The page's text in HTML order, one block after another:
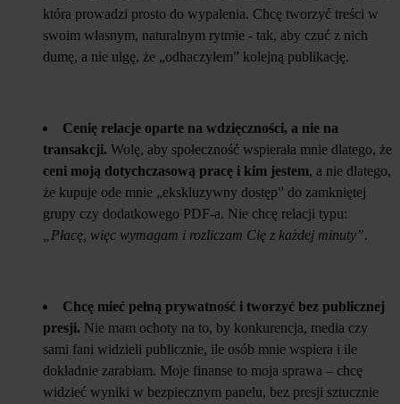
która prowadzi prosto do wypalenia. Chcę tworzyć treści w
swoim własnym, naturalnym rytmie - tak, aby czuć z nich
dumę, a nie ulgę, że „odhaczyłem” kolejną publikację.
Cenię relacje oparte na wdzięczności, a nie na
transakcji. Wolę, aby społeczność wspierała mnie dlatego, że
ceni moją dotychczasową pracę i kim jestem, a nie dlatego,
że kupuje ode mnie „ekskluzywny dostęp” do zamkniętej
grupy czy dodatkowego PDF-a. Nie chcę relacji typu:
„Płacę, więc wymagam i rozliczam Cię z każdej minuty”.
Chcę mieć pełną prywatność i tworzyć bez publicznej
presji. Nie mam ochoty na to, by konkurencja, media czy
sami fani widzieli publicznie, ile osób mnie wspiera i ile
dokładnie zarabiam. Moje finanse to moja sprawa – chcę
widzieć wyniki w bezpiecznym panelu, bez presji sztucznie